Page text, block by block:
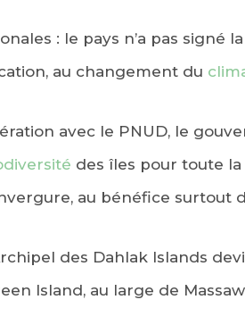
: le pays n’a pas signé
au changement du
avec le PNUD, le
des îles pour toute
au bénéfice surtout
des Dahlak Islands
Island, au large de